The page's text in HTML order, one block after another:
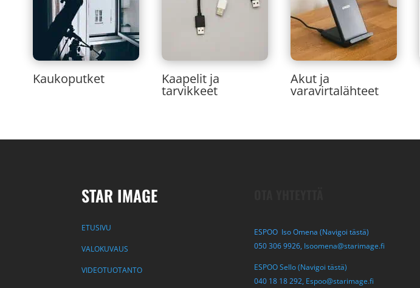
Kaukoputket Kaapelit ja
tarvikkeet
Akut ja
varavirtalähteet
STAR IMAGE
ETUSIVU
VALOKUVAUS
VIDEOTUOTANTO
ESPOO Iso Omena (Navigoi tästä)
050 306 9926, Isoomena@starimage.fi
ESPOO Sello (Navigoi tästä)
040 18 18 292, Espoo@starimage.fi